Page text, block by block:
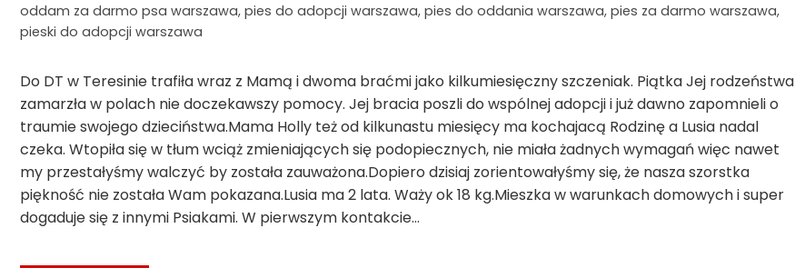
oddam za darmo psa warszawa, pies do adopcji warszawa, pies do oddania warszawa, pies za darmo warszawa,
pieski do adopcji warszawa
Do DT w Teresinie trafiła wraz z Mamą i dwoma braćmi jako kilkumiesięczny szczeniak. Piątka Jej rodzeństwa
zamarzła w polach nie doczekawszy pomocy. Jej bracia poszli do wspólnej adopcji i już dawno zapomnieli o
traumie swojego dzieciństwa.Mama Holly też od kilkunastu miesięcy ma kochajacą Rodzinę a Lusia nadal
czeka. Wtopiła się w tłum wciąż zmieniających się podopiecznych, nie miała żadnych wymagań więc nawet
my przestałyśmy walczyć by została zauważona.Dopiero dzisiaj zorientowałyśmy się, że nasza szorstka
piękność nie została Wam pokazana.Lusia ma 2 lata. Waży ok 18 kg.Mieszka w warunkach domowych i super
dogaduje się z innymi Psiakami. W pierwszym kontakcie…